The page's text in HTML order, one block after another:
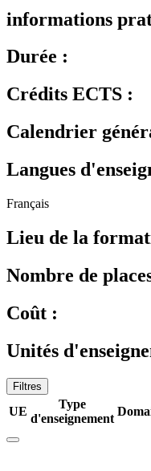
informations
Durée :
Crédits ECTS :
Calendrier
Langues
Français
Lieu de la
Nombre de
Coût :
Unités
Filtres
UE
Type
d'enseignement